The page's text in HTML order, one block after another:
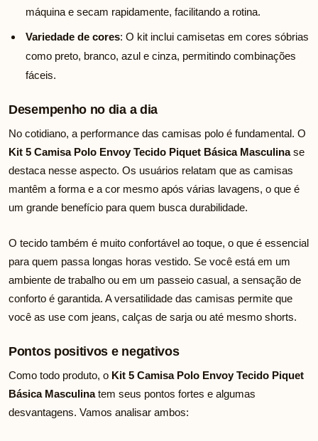
máquina e secam rapidamente, facilitando a rotina.
Variedade de cores: O kit inclui camisetas em cores sóbrias
como preto, branco, azul e cinza, permitindo combinações
fáceis.
Desempenho no dia a dia
No cotidiano, a performance das camisas polo é fundamental. O
Kit 5 Camisa Polo Envoy Tecido Piquet Básica Masculinase
destaca nesse aspecto. Os usuários relatam que as camisas
mantêm a forma e a cor mesmo após várias lavagens, o que é
um grande benefício para quem busca durabilidade.
O tecido também é muito confortável ao toque, o que é essencial
para quem passa longas horas vestido. Se você está em um
ambiente de trabalho ou em um passeio casual, a sensação de
conforto é garantida. A versatilidade das camisas permite que
você as use com jeans, calças de sarja ou até mesmo shorts.
Pontos positivos e negativos
Como todo produto, o Kit 5 Camisa Polo Envoy Tecido Piquet
Básica Masculinatem seus pontos fortes e algumas
desvantagens. Vamos analisar ambos: